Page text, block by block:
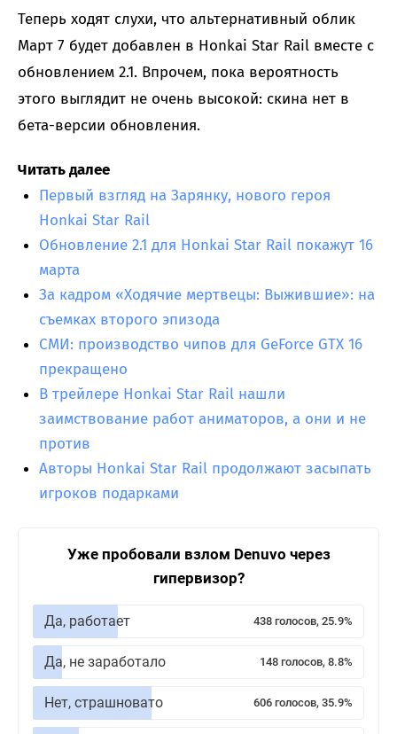
Теперь ходят слухи, что альтернативный облик
Март 7 будет добавлен в Honkai Star Rail вместе с
обновлением 2.1. Впрочем, пока вероятность
этого выглядит не очень высокой: скина нет в
бета-версии обновления.
Читать далее
Первый взгляд на Зарянку, нового героя
Honkai Star Rail
Обновление 2.1 для Honkai Star Rail покажут 16
марта
За кадром «Ходячие мертвецы: Выжившие»: на
съемках второго эпизода
СМИ: производство чипов для GeForce GTX 16
прекращено
В трейлере Honkai Star Rail нашли
заимствование работ аниматоров, а они и не
против
Авторы Honkai Star Rail продолжают засыпать
игроков подарками
Уже пробовали взлом Denuvo через
гипервизор?
Да, работает 438 голосов, 25.9%
Да, не заработало 148 голосов, 8.8%
Нет, страшновато 606 голосов, 35.9%